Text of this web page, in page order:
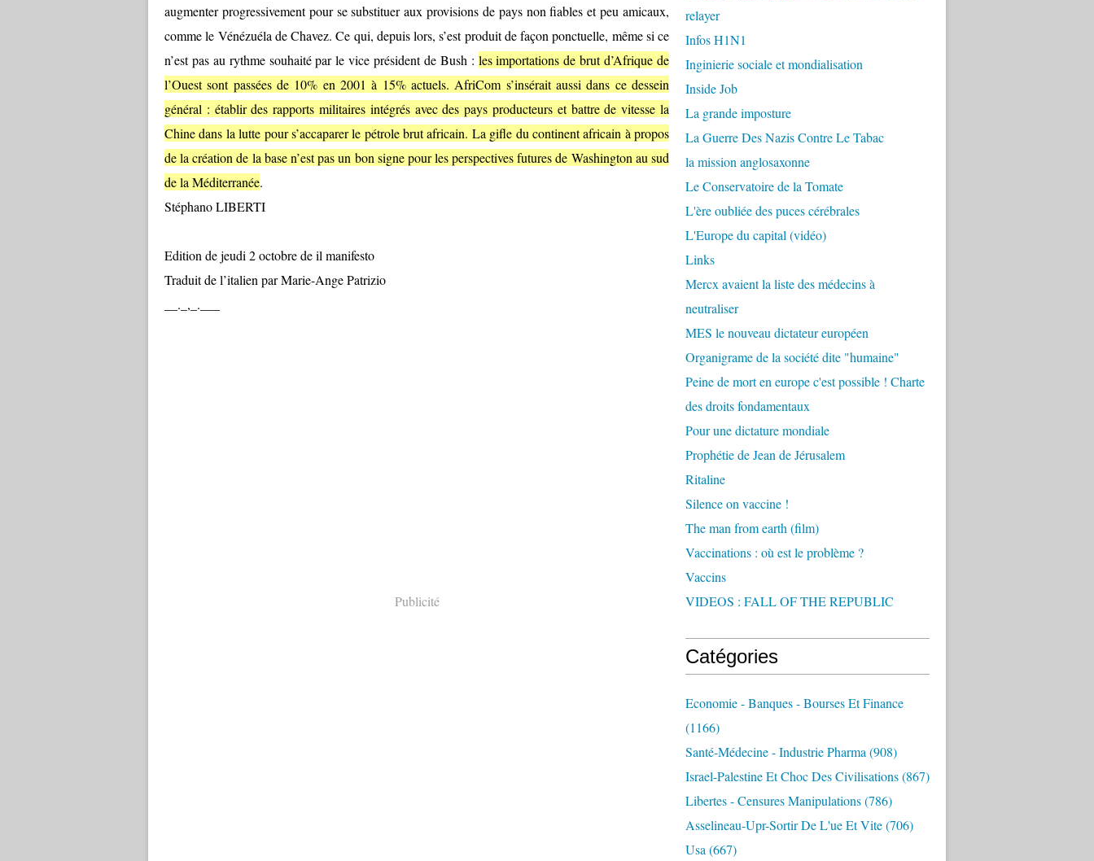
augmenter progressivement pour se substituer aux provisions de pays non fiables et peu amicaux,
comme le Vénézuéla de Chavez. Ce qui, depuis lors, s’est produit de façon ponctuelle, même si ce
n’est pas au rythme souhaité par le vice président de Bush : les importations de brut d’Afrique de
l’Ouest sont passées de 10% en 2001 à 15% actuels. AfriCom s’insérait aussi dans ce dessein
général : établir des rapports militaires intégrés avec des pays producteurs et battre de vitesse la
Chine dans la lutte pour s’accaparer le pétrole brut africain. La gifle du continent africain à propos
de la création de la base n’est pas un bon signe pour les perspectives futures de Washington au sud
de la Méditerranée.
Stéphano LIBERTI
Edition de jeudi 2 octobre de il manifesto
Traduit de l’italien par Marie-Ange Patrizio
__._,_.___
Publicité
relayer
Infos H1N1
Inginierie sociale et mondialisation
Inside Job
La grande imposture
La Guerre Des Nazis Contre Le Tabac
la mission anglosaxonne
Le Conservatoire de la Tomate
L'ère oubliée des puces cérébrales
L'Europe du capital (vidéo)
Links
Mercx avaient la liste des médecins à
neutraliser
MES le nouveau dictateur européen
Organigrame de la société dite "humaine"
Peine de mort en europe c'est possible ! Charte
des droits fondamentaux
Pour une dictature mondiale
Prophétie de Jean de Jérusalem
Ritaline
Silence on vaccine !
The man from earth (film)
Vaccinations : où est le problème ?
Vaccins
VIDEOS : FALL OF THE REPUBLIC
Catégories
Economie - Banques - Bourses Et Finance
(1166)
Santé-Médecine - Industrie Pharma (908)
Israel-Palestine Et Choc Des Civilisations(867)
Libertes - Censures Manipulations(786)
Asselineau-Upr-Sortir De L'ue Et Vite(706)
Usa (667)